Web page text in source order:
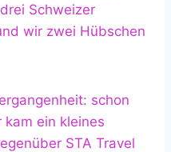
Schweizer
wir zwei Hübschen
schon
ein kleines
STA Travel